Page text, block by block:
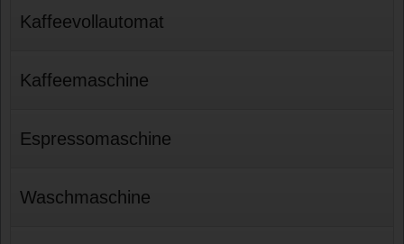
Kaffeevollautomat
Kaffeemaschine
Espressomaschine
Waschmaschine